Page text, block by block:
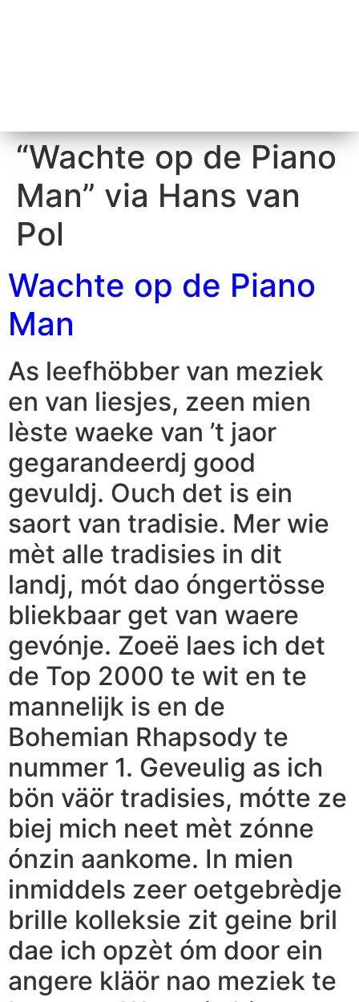
“Wachte op de Piano
Man” via Hans van
Pol
Wachte op de Piano
Man
As leefhöbber van meziek
en van liesjes, zeen mien
lèste waeke van ’t jaor
gegarandeerdj good
gevuldj. Ouch det is ein
saort van tradisie. Mer wie
mèt alle tradisies in dit
landj, mót dao óngertösse
bliekbaar get van waere
gevónje. Zoeë laes ich det
de Top 2000 te wit en te
mannelijk is en de
Bohemian Rhapsody te
nummer 1. Geveulig as ich
bön väör tradisies, mótte ze
biej mich neet mèt zónne
ónzin aankome. In mien
inmiddels zeer oetgebrèdje
brille kolleksie zit geine bril
dae ich opzèt óm door ein
angere kläör nao meziek te